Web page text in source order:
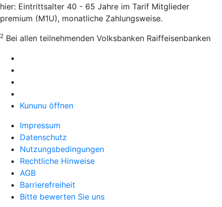
hier: Eintrittsalter 40 - 65 Jahre im Tarif Mitglieder
premium (M1U), monatliche Zahlungsweise.
2 Bei allen teilnehmenden Volksbanken Raiffeisenbanken
Kununu öffnen
Impressum
Datenschutz
Nutzungsbedingungen
Rechtliche Hinweise
AGB
Barrierefreiheit
Bitte bewerten Sie uns